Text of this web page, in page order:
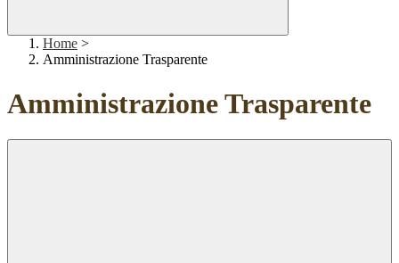
Home >
Amministrazione Trasparente
Amministrazione Trasparente